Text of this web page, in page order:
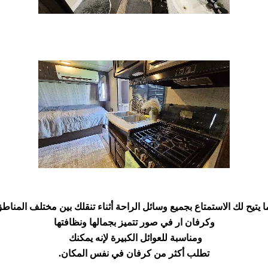
يتيح لك الاستمتاع بجميع وسائل الراحة أثناء تنقلك بين مختلف
وكرفان ار في صور تتميز بجمالها ونظافتها
ومناسبة للعوائل الكبيرة لإنه يمكنك
تطلب أكثر من كرفان في نفس المكان.